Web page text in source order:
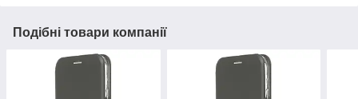
Подібні товари компанії